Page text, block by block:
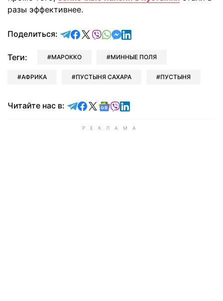
разы эффективнее.
Поделиться: отправить в Telegram
поделиться в Facebook
поделиться в X
отправить в Viber
отправить в Whatsapp
отправить в Messenger
отправить в LinkedIn
Теги: МАРОККО МИННЫЕ ПОЛЯ
АФРИКА ПУСТЫНЯ САХАРА ПУСТЫНЯ
Читайте нас в: Читайте в Telegram
Читайте в Facebook
Читайте в X
Читайте в Google news
Читайте в Viber
Читайте в LinkedIn